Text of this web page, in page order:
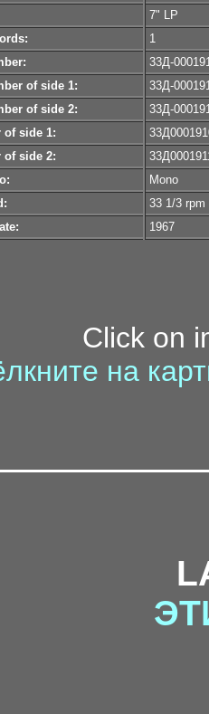
7" LP
1
33Д-
of side 1:
33Д-
of side 2:
33Д-
of side 1:
of side 2:
Mono
33 1/3 rpm
1967
Click on
на